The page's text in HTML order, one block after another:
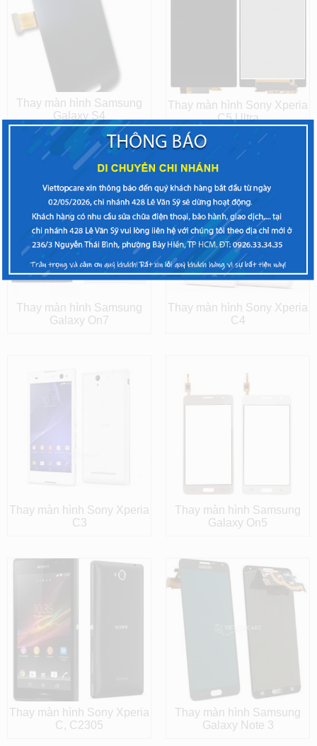
Thay màn hình Samsung
Galaxy S4
Thay màn hình Sony Xperia
C5 Ultra
Thay màn hình Samsung
Galaxy On7
Thay màn hình Sony Xperia
C4
Thay màn hình Sony Xperia
C3
Thay màn hình Samsung
Galaxy On5
Thay màn hình Sony Xperia
C, C2305
Thay màn hình Samsung
Galaxy Note 3